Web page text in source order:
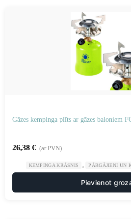
Gāzes kempinga plīts ar gāzes baloniem
26,38 € (ar PVN)
KEMPINGA KRĀSNIS PĀRGĀJIENI UN
Pievienot